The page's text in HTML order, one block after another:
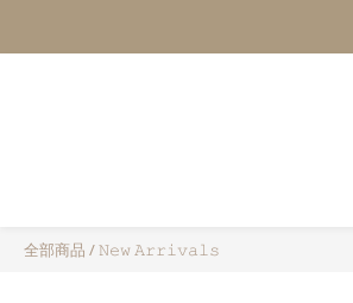
全部商品 /𝙽𝚎𝚠 𝙰𝚛𝚛𝚒𝚟𝚊𝚕𝚜